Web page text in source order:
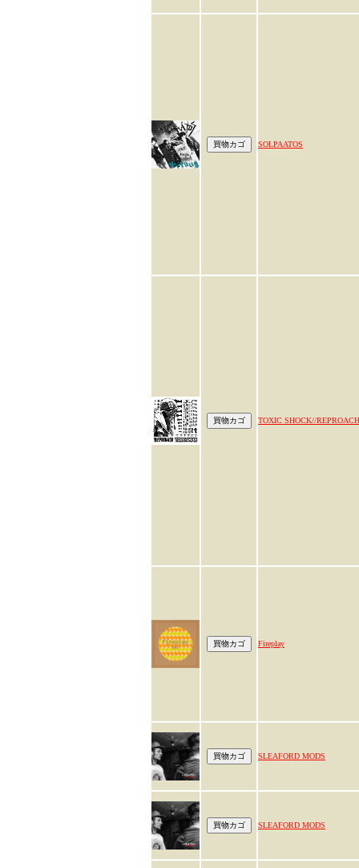
SOLPAATOS
TOXIC SHOCK//REPROACH
Fireplay
SLEAFORD MODS
SLEAFORD MODS